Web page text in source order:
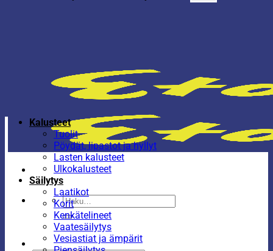
Etsi:
Kalusteet
Tuolit
Pöydät, lipastot ja hyllyt
Lasten kalusteet
Ulkokalusteet
Säilytys
Laatikot
Korit
Kenkätelineet
Vaatesäilytys
Vesiastiat ja ämpärit